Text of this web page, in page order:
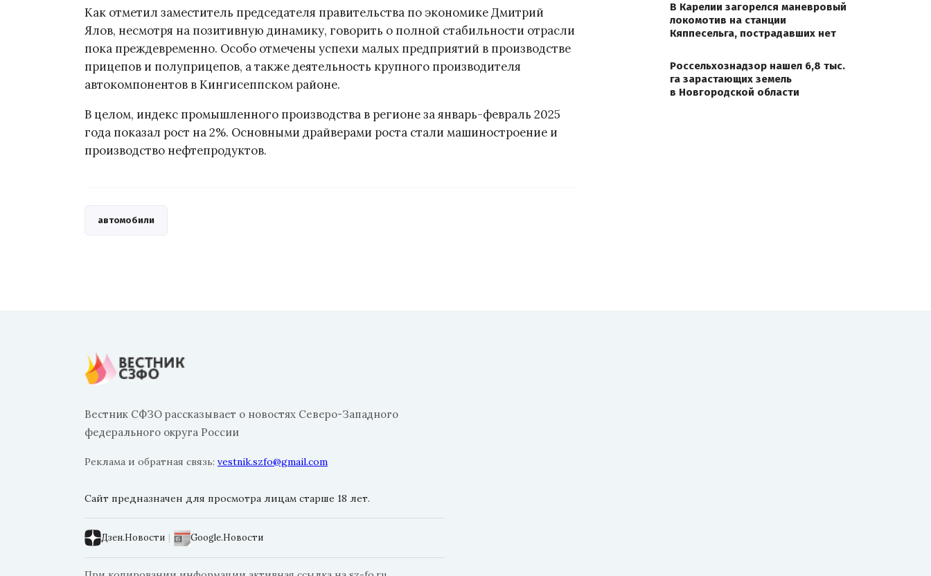
Как отметил заместитель председателя правительства по экономике Дмитрий
Ялов, несмотря на позитивную динамику, говорить о полной стабильности отрасли
пока преждевременно. Особо отмечены успехи малых предприятий в производстве
прицепов и полуприцепов, а также деятельность крупного производителя
автокомпонентов в Кингисеппском районе.
В целом, индекс промышленного производства в регионе за январь-февраль 2025
года показал рост на 2%. Основными драйверами роста стали машиностроение и
производство нефтепродуктов.
автомобили
В Карелии загорелся маневровый
локомотив на станции
Кяппесельга, пострадавших нет
Россельхознадзор нашел 6,8 тыс.
га зарастающих земель
в Новгородской области
Вестник СФЗО рассказывает о новостях Северо-Западного
федерального округа России
Реклама и обратная связь: vestnik.szfo@gmail.com
Сайт предназначен для просмотра лицам старше 18 лет.
Дзен.Новости | Google.Новости